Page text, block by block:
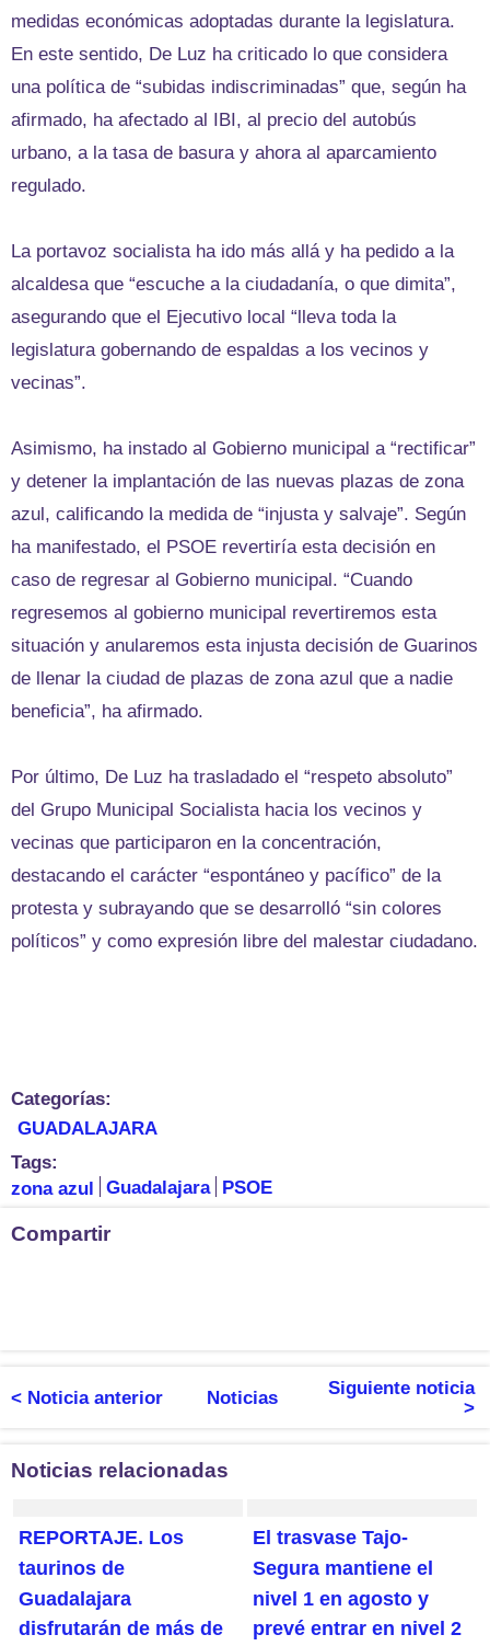
medidas económicas adoptadas durante la legislatura.
En este sentido, De Luz ha criticado lo que considera
una política de “subidas indiscriminadas” que, según ha
afirmado, ha afectado al IBI, al precio del autobús
urbano, a la tasa de basura y ahora al aparcamiento
regulado.
La portavoz socialista ha ido más allá y ha pedido a la
alcaldesa que “escuche a la ciudadanía, o que dimita”,
asegurando que el Ejecutivo local “lleva toda la
legislatura gobernando de espaldas a los vecinos y
vecinas”.
Asimismo, ha instado al Gobierno municipal a “rectificar”
y detener la implantación de las nuevas plazas de zona
azul, calificando la medida de “injusta y salvaje”. Según
ha manifestado, el PSOE revertiría esta decisión en
caso de regresar al Gobierno municipal. “Cuando
regresemos al gobierno municipal revertiremos esta
situación y anularemos esta injusta decisión de Guarinos
de llenar la ciudad de plazas de zona azul que a nadie
beneficia”, ha afirmado.
Por último, De Luz ha trasladado el “respeto absoluto”
del Grupo Municipal Socialista hacia los vecinos y
vecinas que participaron en la concentración,
destacando el carácter “espontáneo y pacífico” de la
protesta y subrayando que se desarrolló “sin colores
políticos” y como expresión libre del malestar ciudadano.
Categorías:
GUADALAJARA
Tags:
zona azul
Guadalajara PSOE
Compartir
< Noticia anterior Noticias
Siguiente noticia
>
Noticias relacionadas
REPORTAJE. Los
taurinos de
Guadalajara
disfrutarán de más de
El trasvase Tajo-
Segura mantiene el
nivel 1 en agosto y
prevé entrar en nivel 2